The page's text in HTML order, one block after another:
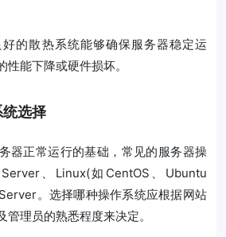
的散热系统能够确保服务器稳定运
能下降或硬件损坏。
选择
器正常运行的基础，常见的服务器操
、Linux(如CentOS、Ubuntu
。选择哪种操作系统应根据网站
理员的熟悉程度来决定。